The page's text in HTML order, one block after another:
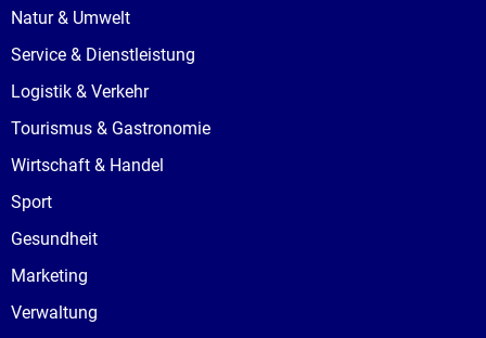
Natur & Umwelt
Service & Dienstleistung
Logistik & Verkehr
Tourismus & Gastronomie
Wirtschaft & Handel
Sport
Gesundheit
Marketing
Verwaltung